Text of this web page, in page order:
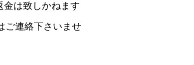
金は致しかねます
ご連絡下さいませ